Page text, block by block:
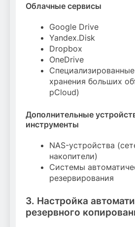
Облачные сервисы
Google Drive
Yandex.Disk
Dropbox
OneDrive
хранения больших
pCloud)
Дополнительные
инструменты
NAS-устройства
накопители)
Системы
резервирования
3. Настройка
резервного